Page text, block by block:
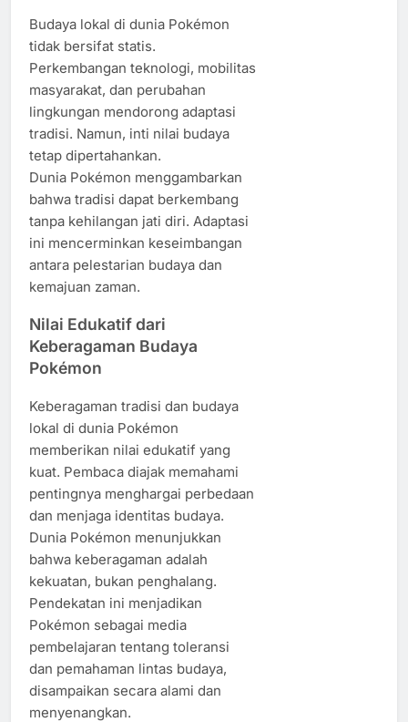
Budaya lokal di dunia Pokémon
tidak bersifat statis.
Perkembangan teknologi, mobilitas
masyarakat, dan perubahan
lingkungan mendorong adaptasi
tradisi. Namun, inti nilai budaya
tetap dipertahankan.
Dunia Pokémon menggambarkan
bahwa tradisi dapat berkembang
tanpa kehilangan jati diri. Adaptasi
ini mencerminkan keseimbangan
antara pelestarian budaya dan
kemajuan zaman.
Nilai Edukatif dari
Keberagaman Budaya
Pokémon
Keberagaman tradisi dan budaya
lokal di dunia Pokémon
memberikan nilai edukatif yang
kuat. Pembaca diajak memahami
pentingnya menghargai perbedaan
dan menjaga identitas budaya.
Dunia Pokémon menunjukkan
bahwa keberagaman adalah
kekuatan, bukan penghalang.
Pendekatan ini menjadikan
Pokémon sebagai media
pembelajaran tentang toleransi
dan pemahaman lintas budaya,
disampaikan secara alami dan
menyenangkan.